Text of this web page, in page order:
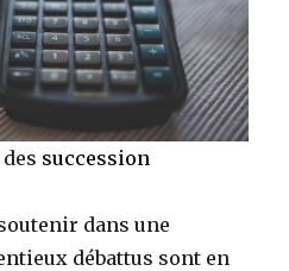
succession
dans une
débattus sont en